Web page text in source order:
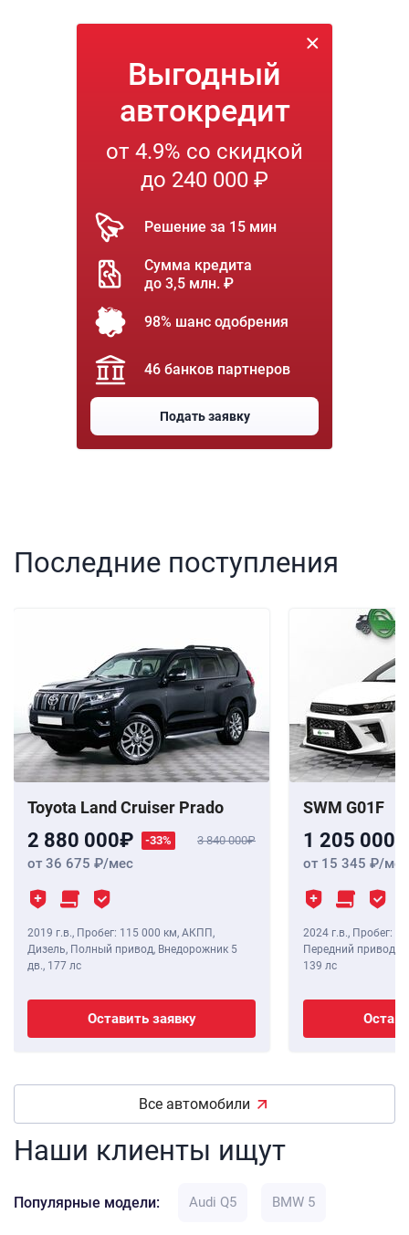
Выгодный
автокредит
от 4.9% со скидкой
до 240 000 ₽
Решение за 15 мин
Сумма кредита
до 3,5 млн. ₽
98% шанс одобрения
46 банков партнеров
Подать заявку
Последние поступления
Toyota Land Cruiser Prado
2 880 000 -33% 3 840 000
от 36 675 /мес
2019 г.в., Пробег: 115 000 км, АКПП,
Дизель, Полный привод, Внедорожник 5
дв., 177 лс
Оставить заявку
SWM G01F
1 205 000
от 15 345 /мес
2024 г.в., Пробег: 8
Передний привод,
139 лс
Все автомобили
Наши клиенты ищут
Популярные модели: Audi Q5 BMW 5